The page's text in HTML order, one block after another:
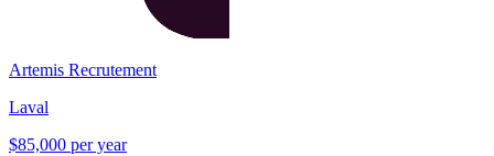
Artemis Recrutement
Laval
$85,000 per year